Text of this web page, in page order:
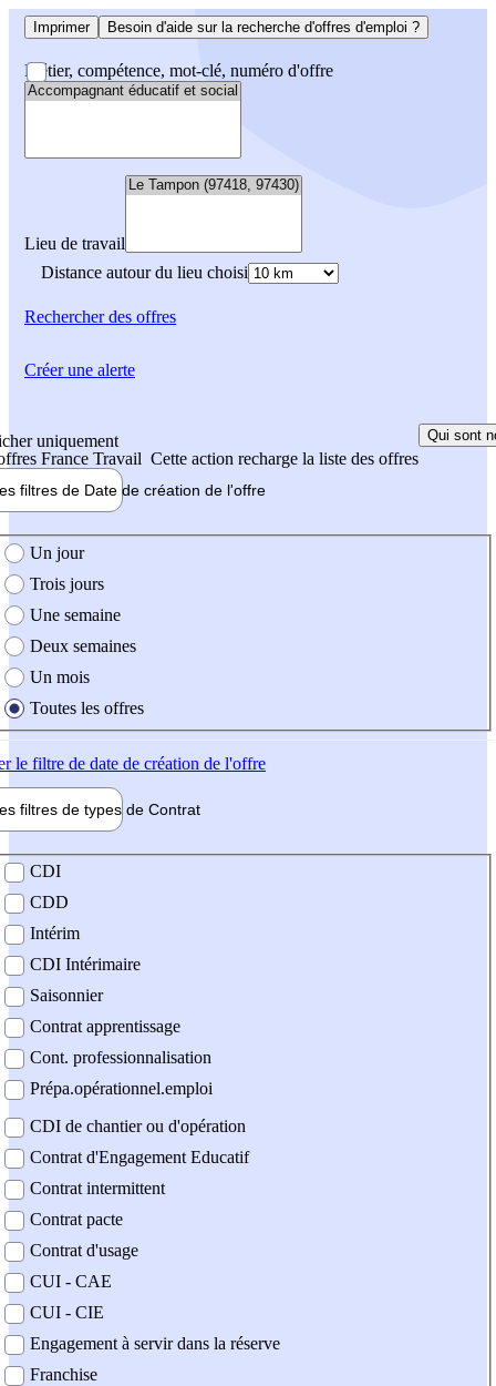
Imprimer Besoin d'aide sur la recherche d'offres d'emploi ?
Métier, compétence, mot-clé, numéro d'offre
Lieu de travail
Distance autour du lieu choisi
Rechercherdes offres
uniquement
France Travail Cette action recharge la liste des offres
Qui sont
filtres de Date de création de l'offre
création de l'offre
Un jour
Trois jours
Une semaine
Deux semaines
Un mois
Toutes les offres
le filtre de date de création de l'offre
filtres de types de Contrat
contrat
CDI
CDD
Intérim
CDI Intérimaire
Saisonnier
Contrat apprentissage
Cont. professionnalisation
Prépa.opérationnel.emploi
CDI de chantier ou d'opération
Contrat d'Engagement Educatif
Contrat intermittent
Contrat pacte
Contrat d'usage
CUI - CAE
CUI - CIE
Engagement à servir dans la réserve
Franchise
Créer une alerte